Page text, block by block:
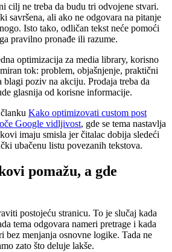
cilj ne treba da budu tri odvojene stvari.
savršena, ali ako ne odgovara na pitanje
Isto tako, odličan tekst neće pomoći
pravilno pronađe ili razume.
optimizacija za media library, korisno
tok: problem, objašnjenje, praktični
poziv na akciju. Prodaja treba da
glasnija od korisne informacije.
Kako optimizovati custom post
Google vidljivost, gde se tema nastavlja
imaju smisla jer čitalac dobija sledeći
ubačenu listu povezanih tekstova.
pomažu, a gde
postojeću stranicu. To je slučaj kada
tema odgovara nameri pretrage i kada
bez menjanja osnovne logike. Tada ne
zato što deluje lakše.